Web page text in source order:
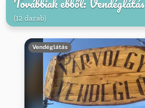
(12 darab)
Vendéglátás